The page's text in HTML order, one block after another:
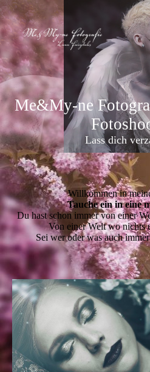
Me&My-ne
Lass dich
Willkommen in
Tauche ein in eine
Du hast schon immer von einer
Von einer Welt wo nichts
Sei wer oder was auch